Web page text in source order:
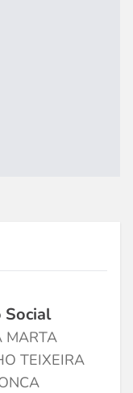
Social
MARTA
TEIXEIRA